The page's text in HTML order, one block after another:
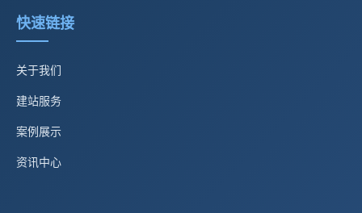
快速链接
关于我们
建站服务
案例展示
资讯中心